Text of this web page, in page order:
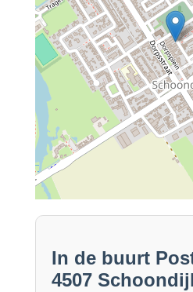
In de buurt
4507